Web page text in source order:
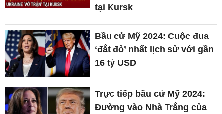
tại Kursk
Bầu cử Mỹ 2024: Cuộc đua
‘đắt đỏ’ nhất lịch sử với gần
16 tỷ USD
Trực tiếp bầu cử Mỹ 2024:
Đường vào Nhà Trắng của